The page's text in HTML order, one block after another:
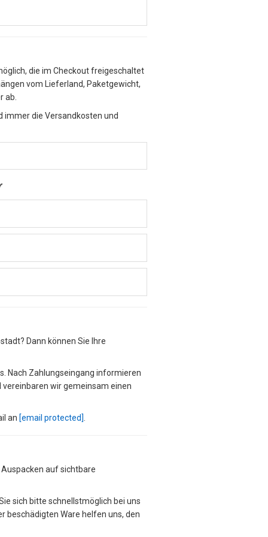
die im Checkout freigeschaltet
vom Lieferland, Paketgewicht,
ab.
immer die Versandkosten und
Dann können Sie Ihre
Nach Zahlungseingang informieren
wir gemeinsam einen
an [email protected]
auf sichtbare
sich bitte schnellstmöglich bei uns
beschädigten Ware helfen uns, den